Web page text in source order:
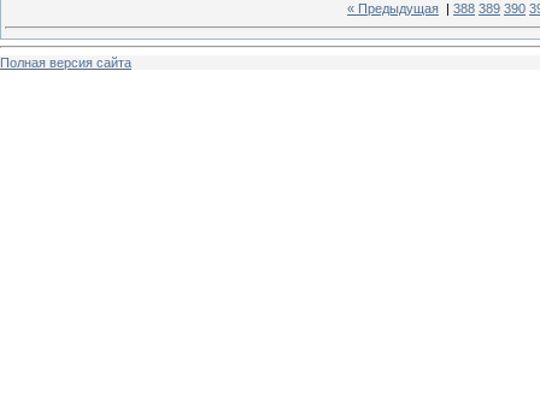
« Предыдущая 388 389 390
Полная версия сайта